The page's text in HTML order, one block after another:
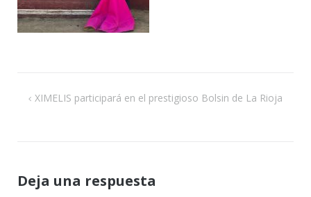
Navegación
XIMELIS participará en el prestigioso Bolsin de La Rioja
Deja una respuesta